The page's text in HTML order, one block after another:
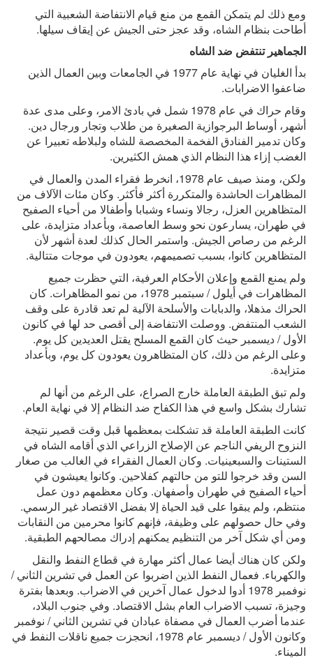
ومع ذلك لم يتمكن القمع من منع قيام الانتفاضة الشعبية التي
أطاحت بنظام الشاه، وقد عجز حتى الجيش عن إيقاف سيلها.
الجماهير تنتفض ضد الشاه
بدأ الغليان في نهاية عام 1977 في الجامعات وبين العمال الذين
ضاعفوا الاضرابات.
وقام حراك في عام 1978 شمل في بادئ الامر، وعلى مدى عدة
أشهر، أوساط البرجوازية الصغيرة من طلاب وتجار ورجال دين.
وكان تدمير الفنادق الفخمة المخصصة للشاه ولبلاطه تعبيرا عن
الغضب إزاء هذا النظام الذي همش الكثيرين.
ولكن، ومنذ صيف عام 1978، انخرط فقراء المدن والعمال في
المظاهرات الحاشدة والمتكررة أكثر فأكثر. وكان مئات الآلاف من
المتظاهرين العزل، رجالا ونساء وشبابا وأطفالا من أحياء الصفيح
في طهران، يسارعون نحو وسط العاصمة، وبأعداد متزايدة، على
الرغم من رصاص الجيش. واستمر الحال كذلك لعدة أشهر لأن
المتظاهرين كانوا، بسبب تصميمهم، يعودون في موجات متتالية.
ولم يمنع القمع وإعلان الأحكام العرفية، التي حظرت جميع
المظاهرات في أيلول / سبتمبر 1978، من نمو المظاهرات. كان
الحراك مذهلا، والدبابات والأسلحة الآلية لم تعد قادرة على وقف
الشعب المنتفض. ووصلت الانتفاضة إلى أقصى حد لها في كانون
الأول / ديسمبر حيث كان القمع المسلح يقتل العديدين كل يوم.
وعلى الرغم من ذلك، كان المتظاهرون يعودون كل يوم، وبأعداد
متزايدة.
ولم تبق الطبقة العاملة خارج الصراع، على الرغم من أنها لم
تشارك بشكل واسع في هذا الكفاح ضد النظام إلا في نهاية العام.
كانت الطبقة العاملة قد تشكلت بمعظمها قبل وقت قصير نتيجة
النزوح الريفي الناجم عن الإصلاح الزراعي الذي أقامه الشاه في
الستينات والسبعينيات. وكان العمال الفقراء في الغالب من صغار
السن وقد خرجوا للتو من حالتهم كفلاحين. وكانوا يعيشون في
أحياء الصفيح في طهران وأصفهان. وكان معظمهم دون عمل
منتظم، ولم يبقوا على قيد الحياة إلا بفضل الاقتصاد غير الرسمي.
وفي حال حصولهم على وظيفة، فإنهم كانوا محرمين من النقابات
ومن أي شكل آخر من التنظيم يمكنهم إدراك مصالحهم الطبقية.
ولكن كان هناك أيضا عمال أكثر مهارة في قطاع النفط والنقل
والكهرباء. فعمال النفط الذين اضربوا عن العمل في تشرين الثاني /
نوفمبر 1978 أدوا لدخول عمال آخرين في الاضراب. وبعدها بفترة
وجيزة، تسبب الاضراب العام بشل الاقتصاد. وفي جنوب البلاد،
عندما أضرب العمال في مصفاة عبادان في تشرين الثاني / نوفمبر
وكانون الأول / ديسمبر عام 1978، انحجزت جميع ناقلات النفط في
الميناء.